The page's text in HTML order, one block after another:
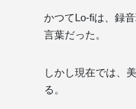
かつてLo-fiは、録
言葉だった。
しかし現在では、
る。